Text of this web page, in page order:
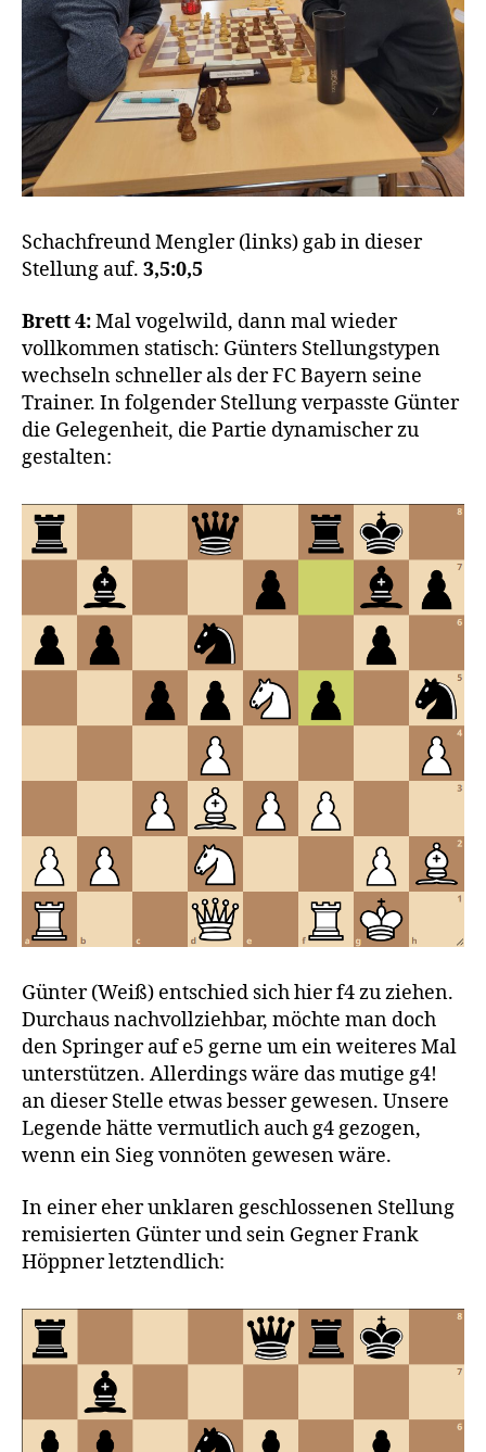
Schachfreund Mengler (links) gab in dieser
Stellung auf. 3,5:0,5
Brett 4:Mal vogelwild, dann mal wieder
vollkommen statisch: Günters Stellungstypen
wechseln schneller als der FC Bayern seine
Trainer. In folgender Stellung verpasste Günter
die Gelegenheit, die Partie dynamischer zu
gestalten:
Günter (Weiß) entschied sich hier f4 zu ziehen.
Durchaus nachvollziehbar, möchte man doch
den Springer auf e5 gerne um ein weiteres Mal
unterstützen. Allerdings wäre das mutige g4!
an dieser Stelle etwas besser gewesen. Unsere
Legende hätte vermutlich auch g4 gezogen,
wenn ein Sieg vonnöten gewesen wäre.
In einer eher unklaren geschlossenen Stellung
remisierten Günter und sein Gegner Frank
Höppner letztendlich: